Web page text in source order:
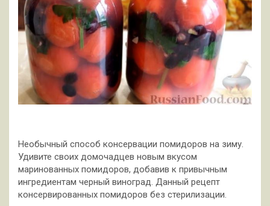
Необычный способ консервации помидоров на зиму.
Удивите своих домочадцев новым вкусом
маринованных помидоров, добавив к привычным
ингредиентам черный виноград. Данный рецепт
консервированных помидоров без стерилизации.